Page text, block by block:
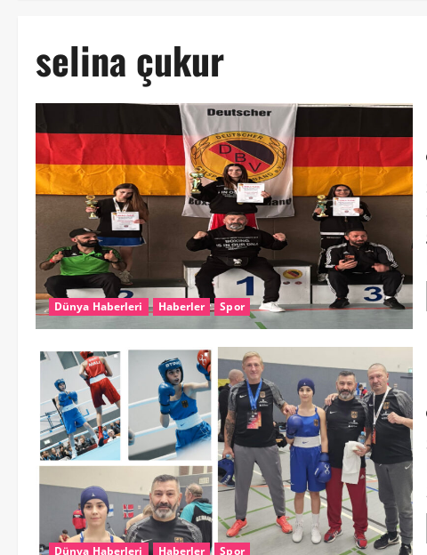
selina çukur
Dünya Haberleri Haberler Spor
Dünya Haberleri Haberler Spor